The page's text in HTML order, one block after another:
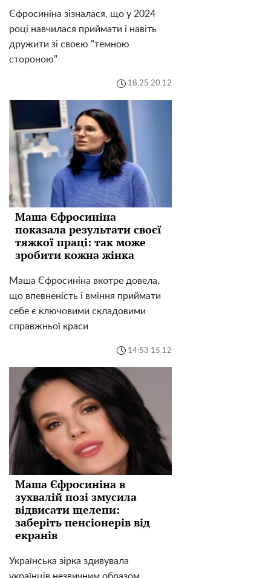
Єфросиніна зізналася, що у 2024
році навчилася приймати і навіть
дружити зі своєю "темною
стороною"
18:25 20.12
Маша Єфросиніна
показала результати своєї
тяжкої праці: так може
зробити кожна жінка
Маша Єфросиніна вкотре довела,
що впевненість і вміння приймати
себе є ключовими складовими
справжньої краси
14:53 15.12
Маша Єфросиніна в
зухвалій позі змусила
відвисати щелепи:
заберіть пенсіонерів від
екранів
Українська зірка здивувала
українців незвичним образом.